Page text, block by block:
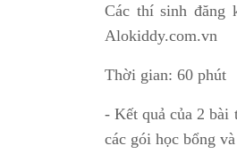
Các thí sinh đăng
Alokiddy.com.vn
Thời gian: 60 phút
- Kết quả của 2 bài
các gói học bổng